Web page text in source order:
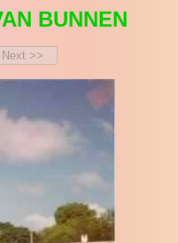
BUNNEN